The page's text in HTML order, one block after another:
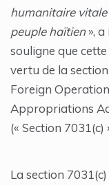
humanitaire vitale
peuple haïtien», a
souligne que
vertu de la
Foreign
Appropriations
(« Section 7031(c)
La section